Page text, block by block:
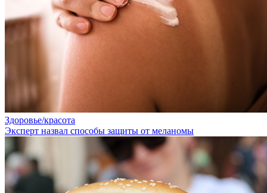
Здоровье/красота
Эксперт назвал способы защиты от меланомы